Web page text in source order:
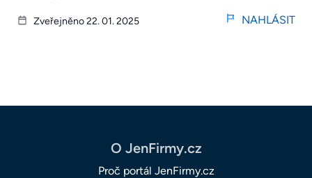
Zveřejněno 22. 01. 2025 NAHLÁSIT
O JenFirmy.cz
Proč portál JenFirmy.cz